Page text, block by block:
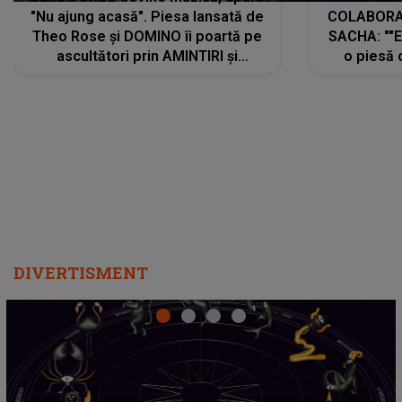
"Nu ajung acasă". Piesa lansată de
Theo Rose și DOMINO îi poartă pe
ascultători prin AMINTIRI și
SACHA:
o piesă
DIVERTISMENT